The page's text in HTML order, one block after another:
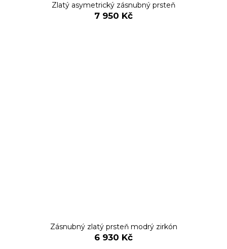
Zlatý asymetrický zásnubný prsteň
7 950 Kč
Zásnubný zlatý prsteň modrý zirkón
6 930 Kč